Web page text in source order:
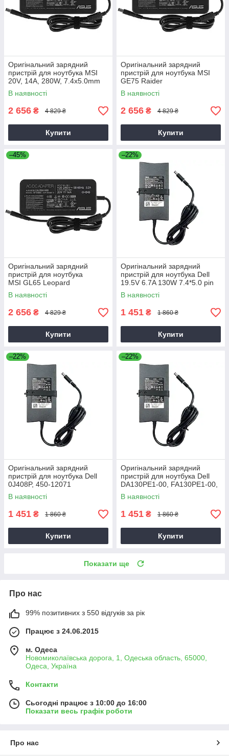
Оригінальний зарядний
пристрій для ноутбука MSI
20V, 14A, 280W, 7.4x5.0mm
В наявності
2 656 ₴ 4 829 ₴
Купити
Оригінальний зарядний
пристрій для ноутбука MSI
GE75 Raider
В наявності
2 656 ₴ 4 829 ₴
Купити
–45%
Оригінальний зарядний
пристрій для ноутбука
MSI GL65 Leopard
В наявності
2 656 ₴ 4 829 ₴
Купити
–22%
Оригінальний зарядний
пристрій для ноутбука Dell
19.5V 6.7A 130W 7.4*5.0 pin
Slim (PA-4E)
В наявності
1 451 ₴ 1 860 ₴
Купити
–22%
Оригінальний зарядний
пристрій для ноутбука Dell
0J408P, 450-12071
В наявності
1 451 ₴ 1 860 ₴
Купити
–22%
Оригінальний зарядний
пристрій для ноутбука Dell
DA130PE1-00, FA130PE1-00,
HA130PM160
В наявності
1 451 ₴ 1 860 ₴
Купити
Показати ще
Про нас
99% позитивних з 550 відгуків за рік
Працює з 24.06.2015
м. Одеса
Новомиколаївська дорога, 1, Одеська область, 65000,
Одеса, Україна
Контакти
Сьогодні працює з 10:00 до 16:00
Показати весь графік роботи
Про нас